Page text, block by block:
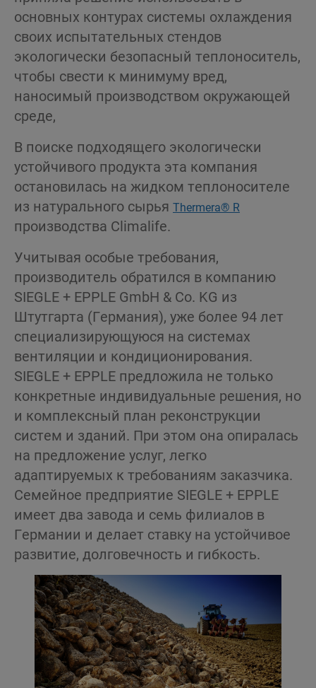
основных контурах системы охлаждения
своих испытательных стендов
экологически безопасный теплоноситель,
чтобы свести к минимуму вред,
наносимый производством окружающей
среде,
В поиске подходящего экологически
устойчивого продукта эта компания
остановилась на жидком теплоносителе
из натурального сырья Thermera® R
производства Climalife.
Учитывая особые требования,
производитель обратился в компанию
SIEGLE + EPPLE GmbH & Co. KG из
Штутгарта (Германия), уже более 94 лет
специализирующуюся на системах
вентиляции и кондиционирования.
SIEGLE + EPPLE предложила не только
конкретные индивидуальные решения, но
и комплексный план реконструкции
систем и зданий. При этом она опиралась
на предложение услуг, легко
адаптируемых к требованиям заказчика.
Семейное предприятие SIEGLE + EPPLE
имеет два завода и семь филиалов в
Германии и делает ставку на устойчивое
развитие, долговечность и гибкость.